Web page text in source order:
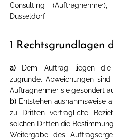
Consulting(Auftragnehmer)
Düsseldorf
1 Rechtsgrundlagen
a)Dem Auftrag liegen die
zugrunde. Abweichungen
Auftragnehmer sie gesondert
b)Entstehen ausnahmsweise
zu Dritten vertragliche
solchen Dritten die
Weitergabe des